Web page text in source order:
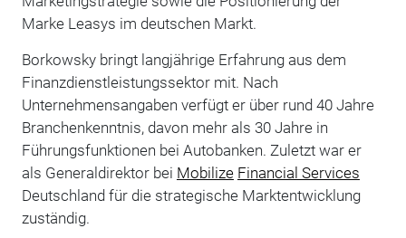
Marke Leasys im deutschen Markt.
Borkowsky bringt langjährige Erfahrung aus dem
Finanzdienstleistungssektor mit. Nach
Unternehmensangaben verfügt er über rund 40 Jahre
Branchenkenntnis, davon mehr als 30 Jahre in
Führungsfunktionen bei Autobanken. Zuletzt war er
als Generaldirektor bei Mobilize Financial Services
Deutschland für die strategische Marktentwicklung
zuständig.